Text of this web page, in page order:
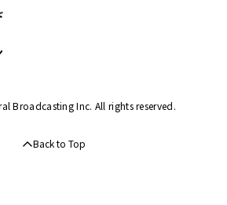
Broadcasting Inc. All rights reserved.
Back to Top